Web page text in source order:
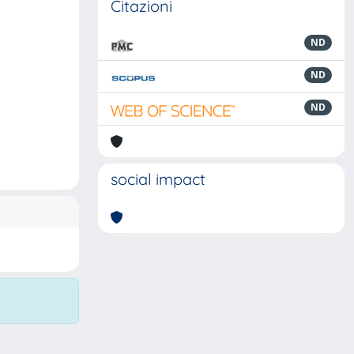
Citazioni
ND
ND
ND
social impact